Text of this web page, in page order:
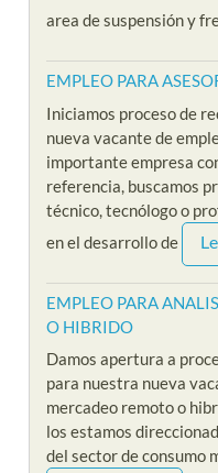
area de suspensión y
EMPLEO PARA
Iniciamos proceso de
nueva vacante de
importante empresa
referencia, buscamos
técnico, tecnólogo o
en el desarrollo de
EMPLEO PARA
O HIBRIDO
Damos apertura a
para nuestra nueva
mercadeo remoto o
los estamos
del sector de consumo